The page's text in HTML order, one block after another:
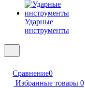
Ударные
инструменты
Сравнение0
Избранные товары 0